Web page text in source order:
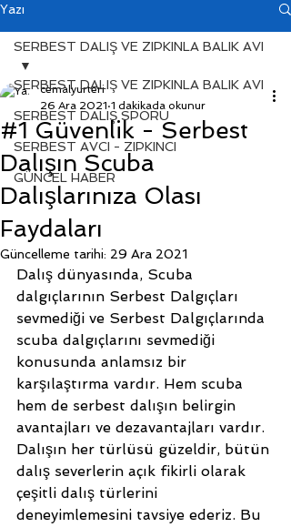
Yazı
SERBEST DALIŞ VE ZIPKINLA BALIK AVI
SERBEST DALIŞ SPORU
SERBEST AVCI - ZIPKINCI
GÜNCEL HABER
SERBEST DALIŞ VE ZIPKINLA BALIK AVI
#1 Güvenlik - Serbest
Dalışın Scuba
Dalışlarınıza Olası
Faydaları
cemalyurteri
26 Ara 2021 1 dakikada okunur
Güncelleme tarihi: 29 Ara 2021
Dalış dünyasında, Scuba
dalgıçlarının Serbest Dalgıçları
sevmediği ve Serbest Dalgıçlarında
scuba dalgıçlarını sevmediği
konusunda anlamsız bir
karşılaştırma vardır. Hem scuba
hem de serbest dalışın belirgin
avantajları ve dezavantajları vardır.
Dalışın her türlüsü güzeldir, bütün
dalış severlerin açık fikirli olarak
çeşitli dalış türlerini
deneyimlemesini tavsiye ederiz. Bu